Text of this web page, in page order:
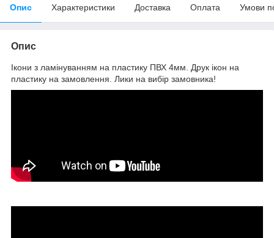
Опис Характеристики Доставка Оплата Умови
Опис
Ікони з ламінуванням на пластику ПВХ 4мм. Друк ікон на
пластику на замовлення. Лики на вибір замовника!